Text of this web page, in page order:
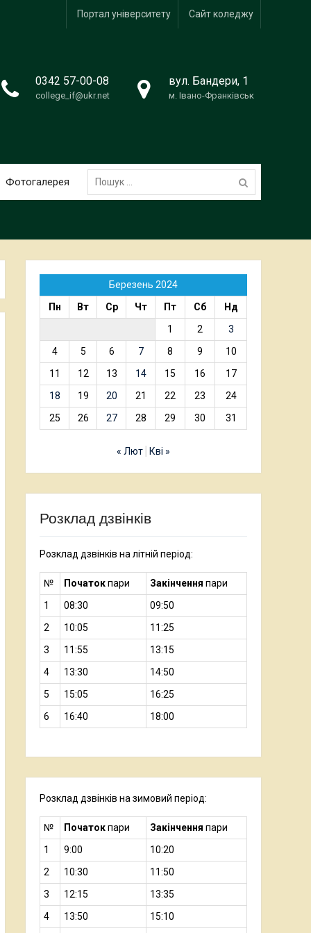
Портал університету Сайт коледжу
0342 57-00-08
college_if@ukr.net
вул. Бандери, 1
м. Івано-Франківськ
Фотогалерея
Пошук:
Березень 2024
Пн
Вт Ср Чт Пт Сб
Нд
1
2
3
4
5 6 7 8 9
10
11
12 13 14 15 16
17
18
19 20 21 22 23
24
25
26 27 28 29 30 31
« Лют Кві »
Розклад дзвінків
Розклад дзвінків на літній період:
№ Початокпари Закінчення пари
1
08:30
09:50
2
10:05
11:25
3
11:55
13:15
4
13:30
14:50
5
15:05
16:25
6
16:40 18:00
Розклад дзвінків на зимовий період:
№ Початокпари Закінчення пари
1
9:00
10:20
2
10:30
11:50
3
12:15
13:35
4
13:50
15:10